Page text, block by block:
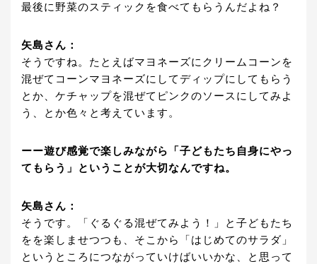
最後に野菜のスティックを食べてもらうんだよね？
矢島さん：
そうですね。たとえばマヨネーズにクリームコーンを
混ぜてコーンマヨネーズにしてディップにしてもらう
とか、ケチャップを混ぜてピンクのソースにしてみよ
う、とか色々と考えています。
ーー遊び感覚で楽しみながら「子どもたち自身にやっ
てもらう」ということが大切なんですね。
矢島さん：
そうです。「ぐるぐる混ぜてみよう！」と子どもたち
をを楽しませつつも、そこから「はじめてのサラダ」
というところにつながっていけばいいかな、と思って